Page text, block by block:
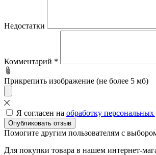
Недостатки
Комментарий *
Прикрепить изображение (не более 5 мб)
Я согласен на обработку
Опубликовать отзыв
Помогите другим пользователям с
Для покупки товара в нашем интернет-